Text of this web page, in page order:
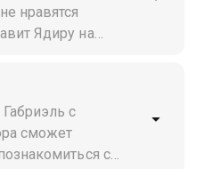
нравятся
Ядиру на
прекрасного
с
сможет
с